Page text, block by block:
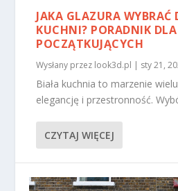
JAKA GLAZURA WYBRAĆ
KUCHNI? PORADNIK DLA
POCZĄTKUJĄCYCH
Wysłany przez look3d.pl | sty 21,
Biała kuchnia to marzenie
elegancję i przestronność.
CZYTAJ WIĘCEJ